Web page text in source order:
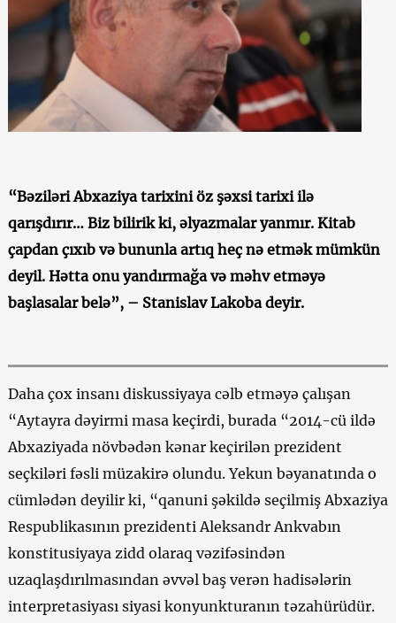
“Bəziləri Abxaziya tarixini öz şəxsi tarixi ilə
qarışdırır… Biz bilirik ki, əlyazmalar yanmır. Kitab
çapdan çıxıb və bununla artıq heç nə etmək mümkün
deyil. Hətta onu yandırmağa və məhv etməyə
başlasalar belə”, – Stanislav Lakoba deyir.
Daha çox insanı diskussiyaya cəlb etməyə çalışan
“Aytayra dəyirmi masa keçirdi, burada “2014-cü ildə
Abxaziyada növbədən kənar keçirilən prezident
seçkiləri fəsli müzakirə olundu. Yekun bəyanatında o
cümlədən deyilir ki, “qanuni şəkildə seçilmiş Abxaziya
Respublikasının prezidenti Aleksandr Ankvabın
konstitusiyaya zidd olaraq vəzifəsindən
uzaqlaşdırılmasından əvvəl baş verən hadisələrin
interpretasiyası siyasi konyunkturanın təzahürüdür.